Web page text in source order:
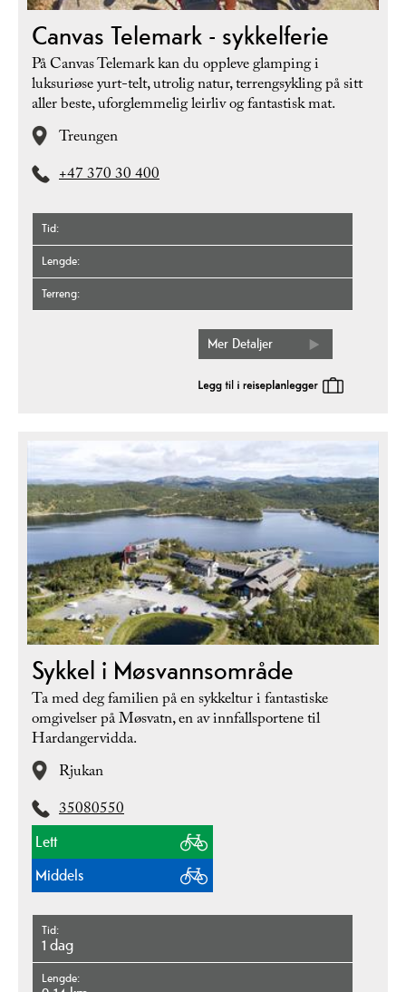
Canvas Telemark - sykkelferie
På Canvas Telemark kan du oppleve glamping i
luksuriøse yurt-telt, utrolig natur, terrengsykling på sitt
aller beste, uforglemmelig leirliv og fantastisk mat.
Treungen
+47 370 30 400
Tid
Lengde
Terreng
Mer Detaljer
Sykkel i Møsvannsområde
Ta med deg familien på en sykkeltur i fantastiske
omgivelser på Møsvatn, en av innfallsportene til
Hardangervidda.
Rjukan
35080550
Lett
Middels
Tid
1 dag
Lengde